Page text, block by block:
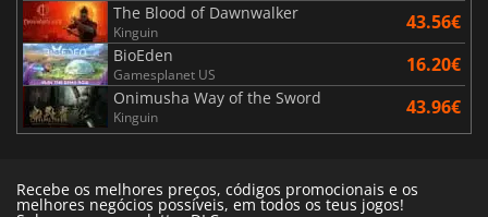
The Blood of Dawnwalker
Kinguin 43.56€
BioEden
Gamesplanet US 16.20€
Onimusha Way of the Sword
Kinguin 43.96€
Recebe os melhores preços, códigos promocionais e os
melhores negócios possíveis, em todos os teus jogos!